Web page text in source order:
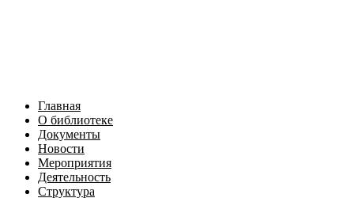
Главная
О библиотеке
Документы
Новости
Мероприятия
Деятельность
Структура